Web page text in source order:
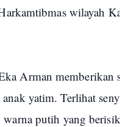
wilayah
Arman memberikan
yatim. Terlihat
putih yang